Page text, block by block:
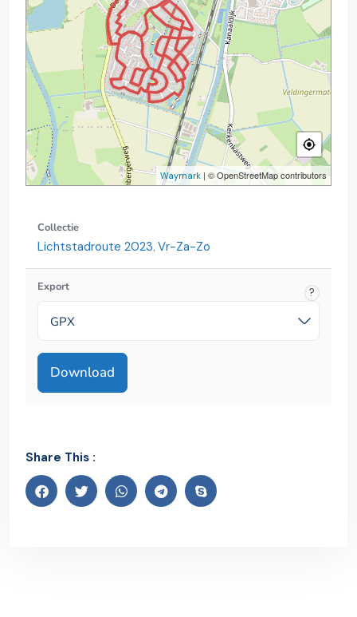
Waymark | © OpenStreetMap contributors
Collectie
Lichtstadroute 2023, Vr-Za-Zo
?
Export
GPX
Share This :